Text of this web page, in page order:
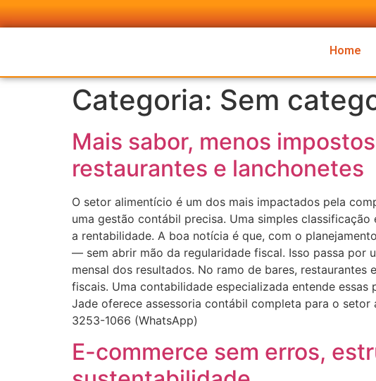
Home
Categoria: Sem
Mais sabor, menos
restaurantes e lanchonetes
O setor alimentício é um dos mais impactados pela
uma gestão contábil precisa. Uma simples
a rentabilidade. A boa notícia é que, com o
— sem abrir mão da regularidade fiscal. Isso passa por
mensal dos resultados. No ramo de bares,
fiscais. Uma contabilidade especializada entende
Jade oferece assessoria contábil completa para o
3253-1066 (WhatsApp)
E-commerce sem erros,